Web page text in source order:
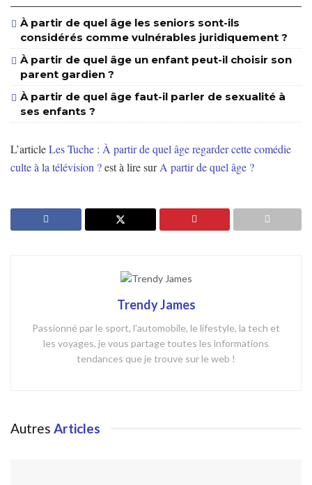
À partir de quel âge les seniors sont-ils
considérés comme vulnérables juridiquement ?
À partir de quel âge un enfant peut-il choisir son
parent gardien ?
À partir de quel âge faut-il parler de sexualité à
ses enfants ?
L’articleLes Tuche : À partir de quel âge regarder cette comédie
culte à la télévision ?est à lire surA partir de quel âge ?
Trendy James
Passionné par le sport, l'automobile, le lifestyle, la tech et
les voyages, je vous partage toutes les informations
tendances que je trouve sur le web !
Autres Articles